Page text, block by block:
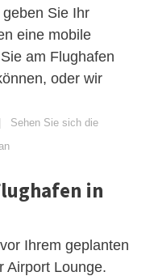
Sie Ihr
eine mobile
am Flughafen
oder wir
Sehen Sie sich die
in
Ihrem geplanten
Airport Lounge.